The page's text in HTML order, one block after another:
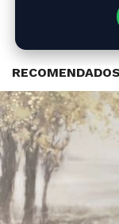
RECOMENDADOS